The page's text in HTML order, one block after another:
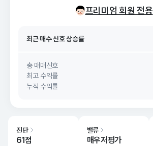
프리미엄 회원 전용
26. 08/07
최근 매수 신호 상승률
최근 매수 신호
총 매매신호
최고 수익률
누적 수익률
진단
61점
밸류
매우저평가